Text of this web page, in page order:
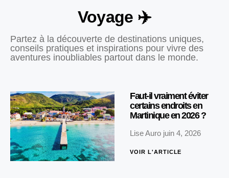
Voyage ✈️
Partez à la découverte de destinations uniques,
conseils pratiques et inspirations pour vivre des
aventures inoubliables partout dans le monde.
Faut-il vraiment éviter
certains endroits en
Martinique en 2026 ?
Lise Auro juin 4, 2026
VOIR L'ARTICLE